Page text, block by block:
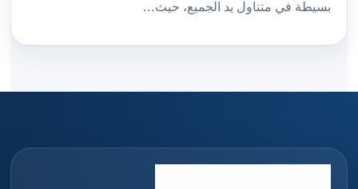
بسيطة في متناول يد الجميع، حيث…